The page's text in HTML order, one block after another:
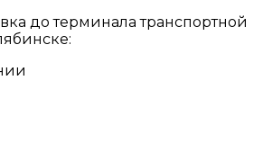
до терминала транспортной